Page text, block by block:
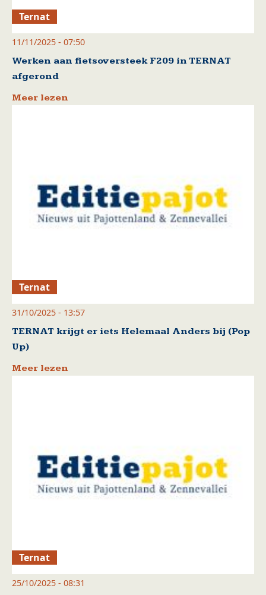
Ternat
11/11/2025 - 07:50
Werken aan fietsoversteek F209 in TERNAT
afgerond
Meer lezen
Ternat
31/10/2025 - 13:57
TERNAT krijgt er iets Helemaal Anders bij (Pop
Up)
Meer lezen
Ternat
25/10/2025 - 08:31